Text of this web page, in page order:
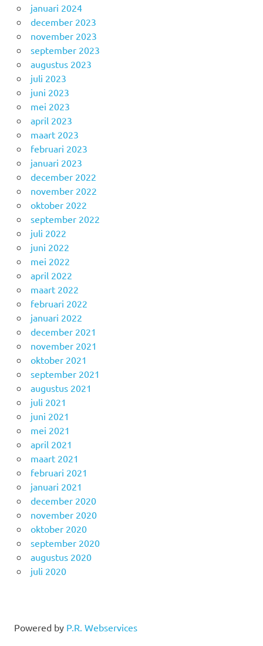
januari 2024
december 2023
november 2023
september 2023
augustus 2023
juli 2023
juni 2023
mei 2023
april 2023
maart 2023
februari 2023
januari 2023
december 2022
november 2022
oktober 2022
september 2022
juli 2022
juni 2022
mei 2022
april 2022
maart 2022
februari 2022
januari 2022
december 2021
november 2021
oktober 2021
september 2021
augustus 2021
juli 2021
juni 2021
mei 2021
april 2021
maart 2021
februari 2021
januari 2021
december 2020
november 2020
oktober 2020
september 2020
augustus 2020
juli 2020
Powered by P.R. Webservices